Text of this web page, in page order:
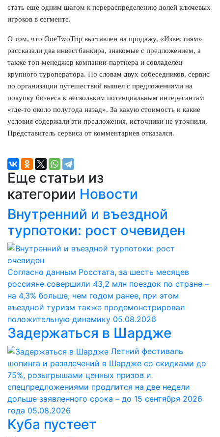
стать еще одним шагом к перераспределению долей ключевых
игроков в сегменте.
О том, что OneTwoTrip выставлен на продажу, «Известиям»
рассказали два инвестбанкира, знакомые с предложением, а
также топ-менеджер компании-партнера и совладелец
крупного туроператора. По словам двух собеседников, сервис
по организации путешествий вышел с предложениями на
покупку бизнеса к нескольким потенциальным интересантам
«где-то около полугода назад». За какую стоимость и какие
условия содержали эти предложения, источники не уточнили.
Представитель сервиса от комментариев отказался.
Еще статьи из
категории Новости
Внутренний и въездной
турпотоки: рост очевиден
Согласно данным Росстата, за шесть месяцев
россияне совершили 43,2 млн поездок по стране –
на 4,3% больше, чем годом ранее, при этом
въездной туризм также продемонстрировал
положительную динамику 05.08.2026
Задержаться в Шардже
Летний фестиваль
шопинга и развлечений в Шардже со скидками до
75%, розыгрышами ценных призов и
спецпредложениями продлится на две недели
дольше заявленного срока – до 15 сентября 2026
года 05.08.2026
Куба пустеет